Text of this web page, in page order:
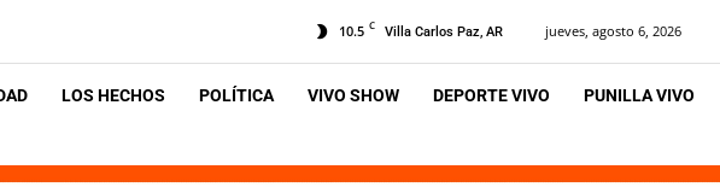
10.5 C Villa Carlos Paz, AR jueves, agosto 6, 2026
LOS HECHOS POLÍTICA VIVO SHOW DEPORTE VIVO PUNILLA VIVO